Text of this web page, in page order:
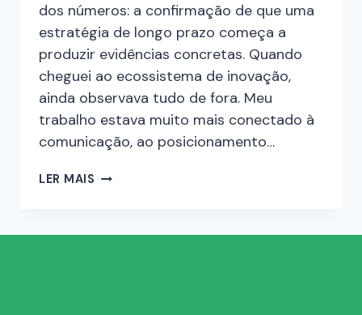
dos números: a confirmação de que uma
estratégia de longo prazo começa a
produzir evidências concretas. Quando
cheguei ao ecossistema de inovação,
ainda observava tudo de fora. Meu
trabalho estava muito mais conectado à
comunicação, ao posicionamento…
LER MAIS